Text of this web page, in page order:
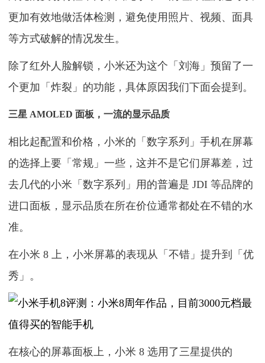
更加有效地做活体检测，避免使用照片、视频、面具
等方式破解的情况发生。
除了红外人脸解锁，小米还为这个「刘海」预留了一
个更加「炸裂」的功能，具体原因我们下面会提到。
三星 AMOLED 面板，一流的显示品质
相比起配置和价格，小米的「数字系列」手机在屏幕
的选择上要「常规」一些，这并不是它们屏幕差，过
去几代的小米「数字系列」用的普遍是 JDI 等品牌的
进口面板，显示品质在所在价位通常都处在不错的水
准。
在小米 8 上，小米屏幕的表现从「不错」提升到「优
秀」。
在核心的屏幕面板上，小米 8 选用了三星提供的